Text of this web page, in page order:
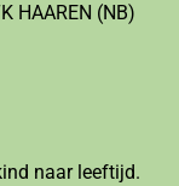
HAAREN (NB)
naar leeftijd.